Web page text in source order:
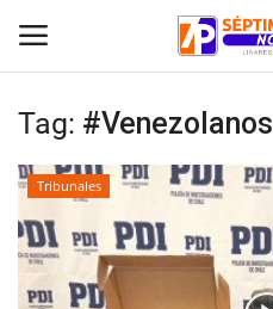
Inicio
Crónica
Policial
Tag: #Venezolanos
Tribunales